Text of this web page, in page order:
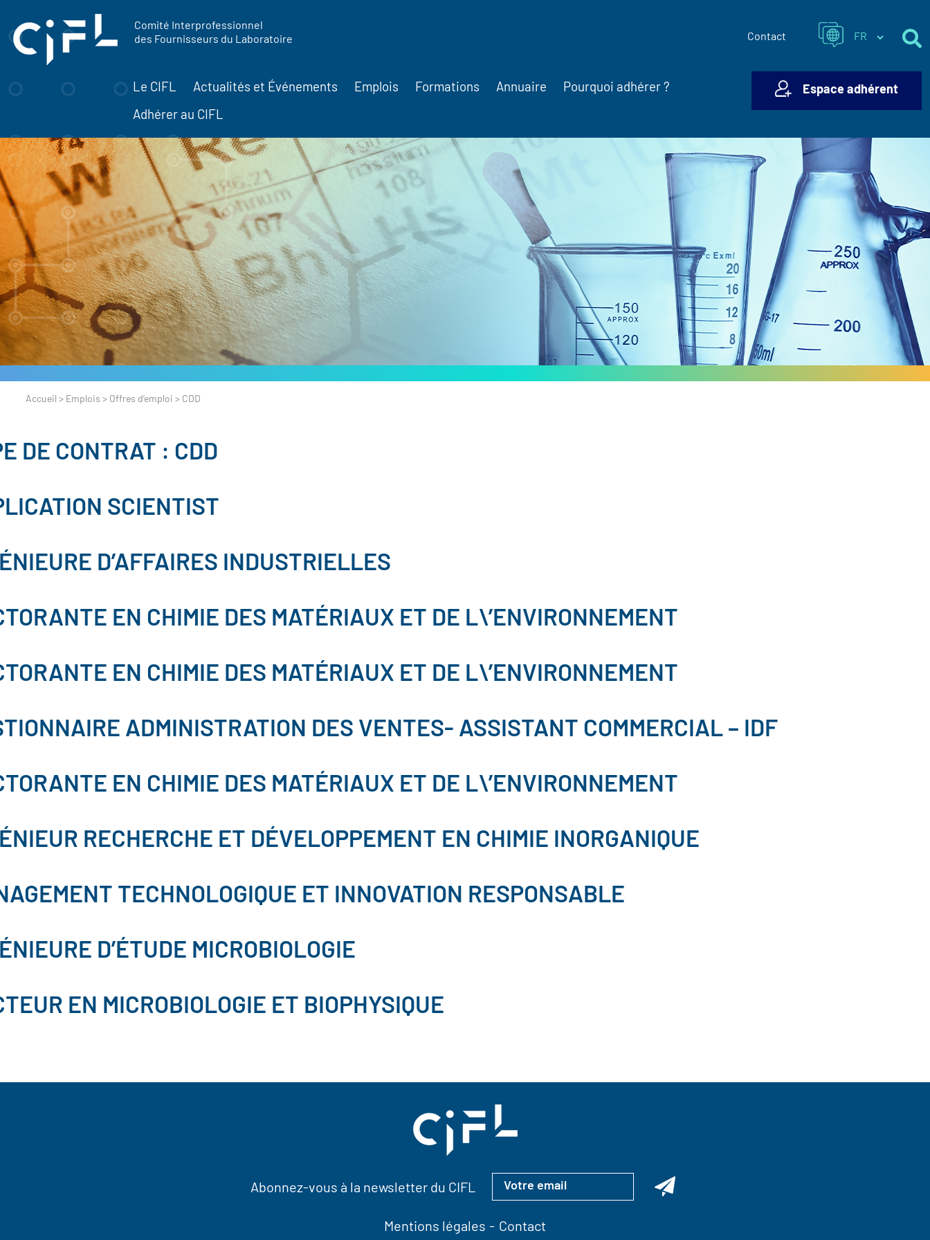
Comité Interprofessionnel
des Fournisseurs du Laboratoire
Contact
Le CIFL Actualités et Événements Emplois Formations Annuaire Pourquoi adhérer ?
Adhérer au CIFL
Espace adhérent
Accueil > Emplois > Offres d’emploi > CDD
DE CONTRAT : CDD
SCIENTIST
D’AFFAIRES INDUSTRIELLES
EN CHIMIE DES MATÉRIAUX ET DE L\’ENVIRONNEMENT
EN CHIMIE DES MATÉRIAUX ET DE L\’ENVIRONNEMENT
ADMINISTRATION DES VENTES- ASSISTANT COMMERCIAL – IDF
EN CHIMIE DES MATÉRIAUX ET DE L\’ENVIRONNEMENT
RECHERCHE ET DÉVELOPPEMENT EN CHIMIE INORGANIQUE
TECHNOLOGIQUE ET INNOVATION RESPONSABLE
D’ÉTUDE MICROBIOLOGIE
EN MICROBIOLOGIE ET BIOPHYSIQUE
Abonnez-vous à la newsletter du CIFL
Mentions légales Contact